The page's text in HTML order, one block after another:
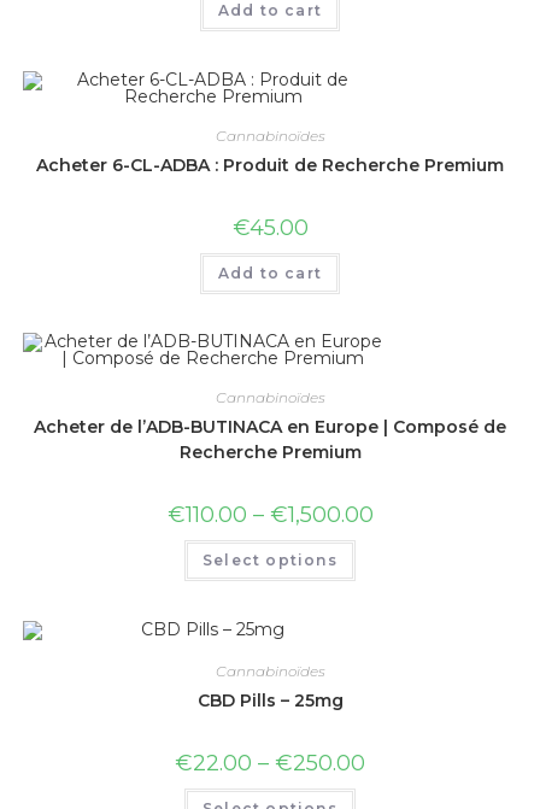
Add to cart
Cannabinoïdes
Acheter 6-CL-ADBA : Produit de Recherche Premium
€45.00
Add to cart
Cannabinoïdes
Acheter de l’ADB-BUTINACA en Europe | Composé de
Recherche Premium
€110.00 – €1,500.00
Select options
Cannabinoïdes
CBD Pills – 25mg
€22.00 – €250.00